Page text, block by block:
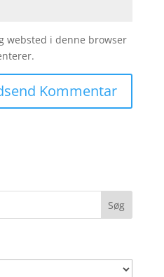
websted i denne browser